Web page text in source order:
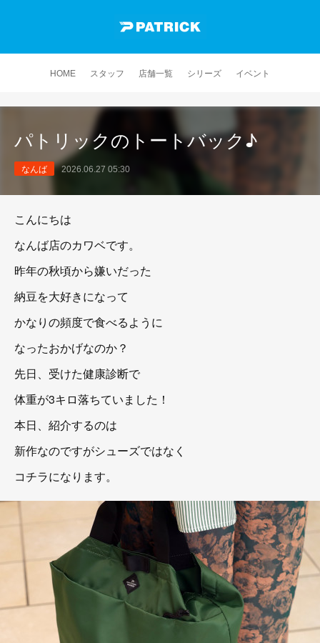
HOME スタッフ 店舗一覧 シリーズ イベント
パトリックのトートバック♪
なんば 2026.06.27 05:30
こんにちは
なんば店のカワベです。
昨年の秋頃から嫌いだった
納豆を大好きになって
かなりの頻度で食べるように
なったおかげなのか？
先日、受けた健康診断で
体重が3キロ落ちていました！
本日、紹介するのは
新作なのですがシューズではなく
コチラになります。